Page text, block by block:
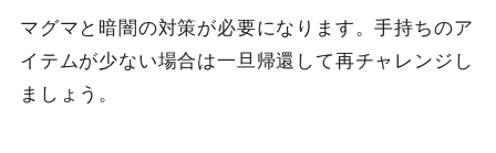
マグマと暗闇の対策が必要になります。手持ちのア
イテムが少ない場合は一旦帰還して再チャレンジし
ましょう。